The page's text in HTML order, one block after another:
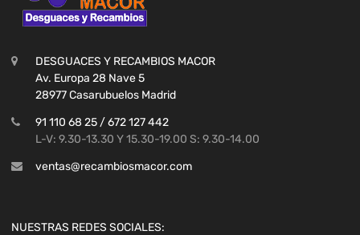
DESGUACES Y RECAMBIOS MACOR
Av. Europa 28 Nave 5
28977 Casarubuelos Madrid
91 110 68 25 / 672 127 442
L-V: 9.30-13.30 Y 15.30-19.00 S: 9.30-14.00
ventas@recambiosmacor.com
NUESTRAS REDES SOCIALES: